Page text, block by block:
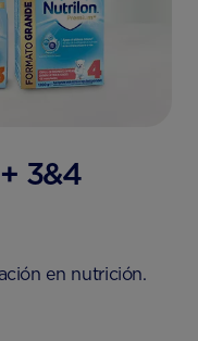
3&4
en nutrición.